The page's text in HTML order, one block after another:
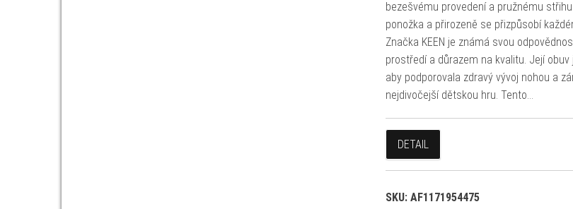
bezešvému provedení a pružnému
ponožka a přirozeně se přizpůsobí
Značka KEEN je známá svou
prostředí a důrazem na kvalitu. Její obuv
aby podporovala zdravý vývoj nohou a
nejdivočejší dětskou hru. Tento…
DETAIL
SKU: AF1171954475